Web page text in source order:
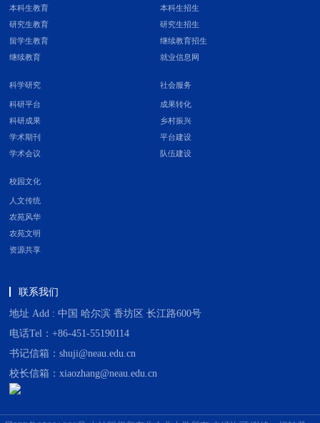
本科生教育
研究生教育
留学生教育
继续教育
本科生招生
研究生招生
继续教育招生
就业信息网
科学研究
科研平台
科研成果
学术期刊
学术会议
社会服务
成果转化
乡村振兴
平台建设
队伍建设
校园文化
人文传统
农苑风华
农苑文明
资源共享
联系我们
地址 Add : 中国 哈尔滨 香坊区 长江路600号
电话Tel：+86-451-55190114
书记信箱：shuji@neau.edu.cn
校长信箱：xiaozhang@neau.edu.cn